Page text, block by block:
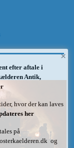
×
efter aftale i
Antik,
hvor der kan laves
her
på
og